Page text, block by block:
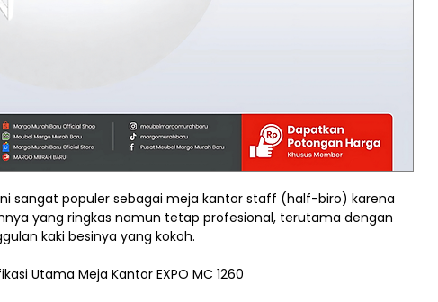
sangat populer sebagai meja kantor staff (half-biro) karena
yang ringkas namun tetap profesional, terutama dengan
kaki besinya yang kokoh.
Utama Meja Kantor EXPO MC 1260